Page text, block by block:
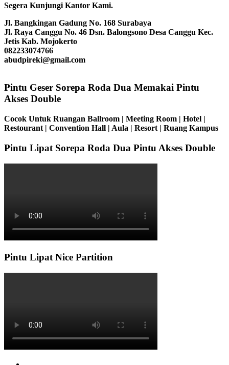
Segera Kunjungi Kantor Kami.
Jl. Bangkingan Gadung No. 168 Surabaya
Jl. Raya Canggu No. 46 Dsn. Balongsono Desa Canggu Kec.
Jetis Kab. Mojokerto
082233074766
abudpireki@gmail.com
Pintu Geser Sorepa Roda Dua Memakai Pintu
Akses Double
Cocok Untuk Ruangan Ballroom | Meeting Room | Hotel |
Restourant | Convention Hall | Aula | Resort | Ruang Kampus
Pintu Lipat Sorepa Roda Dua Pintu Akses Double
Pintu Lipat Nice Partition